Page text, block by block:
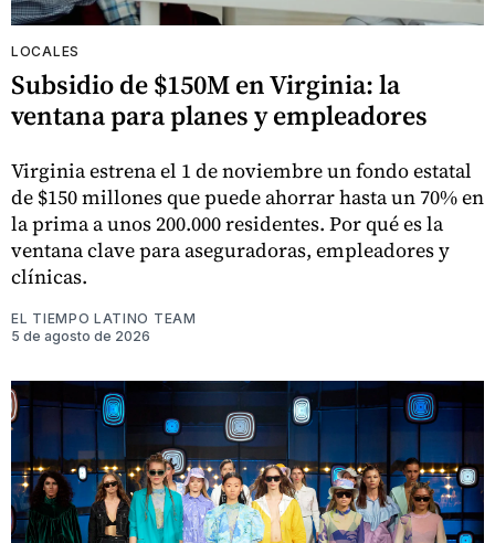
LOCALES
Subsidio de $150M en Virginia: la
ventana para planes y empleadores
Virginia estrena el 1 de noviembre un fondo estatal
de $150 millones que puede ahorrar hasta un 70% en
la prima a unos 200.000 residentes. Por qué es la
ventana clave para aseguradoras, empleadores y
clínicas.
EL TIEMPO LATINO TEAM
5 de agosto de 2026